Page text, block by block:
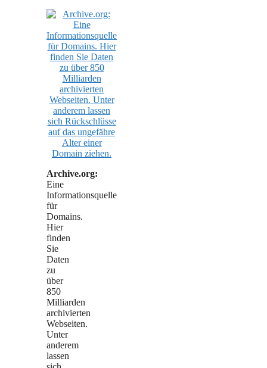
Archive.org:
Eine
Informationsquelle
für
Domains.
Hier
finden
Sie
Daten
zu
über
850
Milliarden
archivierten
Webseiten.
Unter
anderem
lassen